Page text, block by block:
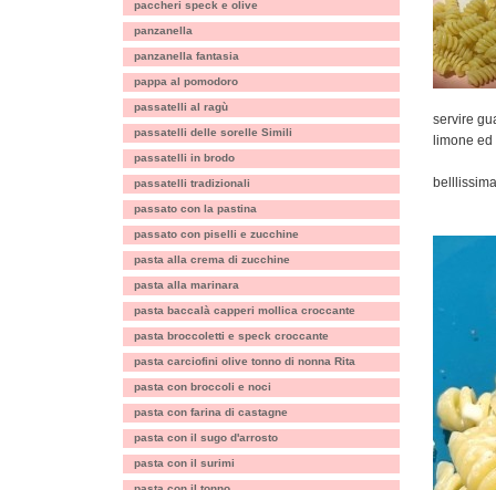
paccheri speck e olive
panzanella
panzanella fantasia
pappa al pomodoro
passatelli al ragù
passatelli delle sorelle Simili
passatelli in brodo
passatelli tradizionali
passato con la pastina
passato con piselli e zucchine
pasta alla crema di zucchine
pasta alla marinara
pasta baccalà capperi mollica croccante
pasta broccoletti e speck croccante
pasta carciofini olive tonno di nonna Rita
pasta con broccoli e noci
pasta con farina di castagne
pasta con il sugo d'arrosto
pasta con il surimi
servire
limone